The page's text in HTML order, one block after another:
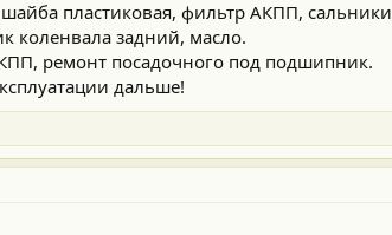
пластиковая, фильтр АКПП,
коленвала задний, масло.
ремонт посадочного под подшипник.
дальше!